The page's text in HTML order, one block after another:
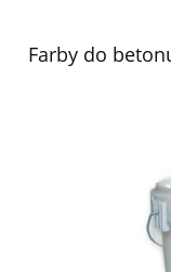
Farby do